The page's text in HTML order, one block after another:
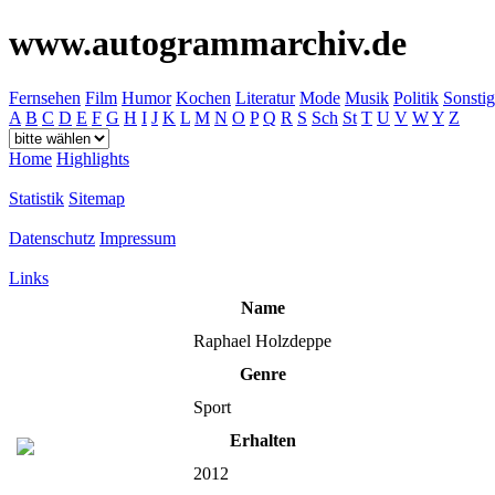
www.autogrammarchiv.de
Fernsehen Film Humor Kochen Literatur Mode Musik Politik
A B C D E F G H I J K L M N O P Q R S Sch St T U V WY Z
Home Highlights
Statistik Sitemap
Datenschutz Impressum
Links
Name
Raphael Holzdeppe
Genre
Sport
Erhalten
2012